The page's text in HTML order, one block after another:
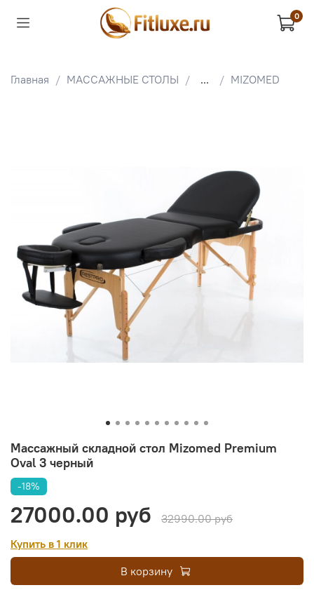
0
Главная МАССАЖНЫЕ СТОЛЫ ... MIZOMED
Массажный складной стол Mizomed Premium
Oval 3 черный
-18%
27000.00 руб
32990.00 руб
Купить в 1 клик
В корзину